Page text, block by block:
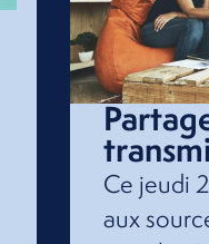
Ce jeudi
aux